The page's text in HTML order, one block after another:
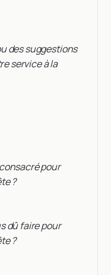
des suggestions
service à la
pour
?
dû faire pour
?